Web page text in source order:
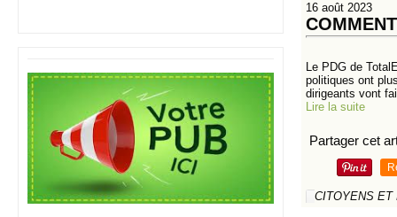
16 août 2023
Le PDG de
politiques ont
dirigeants vont
Lire la suite
Partager cet
CITOYENS ET